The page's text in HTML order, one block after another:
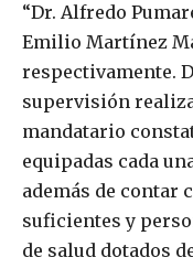
“Dr. Alfredo
Emilio Martínez
respectivamente.
supervisión
mandatario
equipadas cada
además de contar
suficientes y
de salud dotados